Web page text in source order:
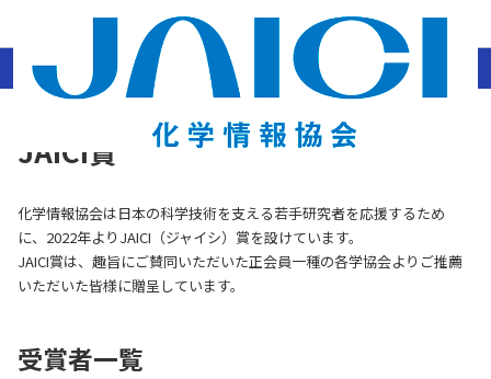
ホーム JAICI賞
JAICI賞
化学情報協会は日本の科学技術を支える若手研究者を応援するため
に、2022年よりJAICI（ジャイシ）賞を設けています。
JAICI賞は、趣旨にご賛同いただいた正会員一種の各学協会よりご推薦
いただいた皆様に贈呈しています。
受賞者一覧